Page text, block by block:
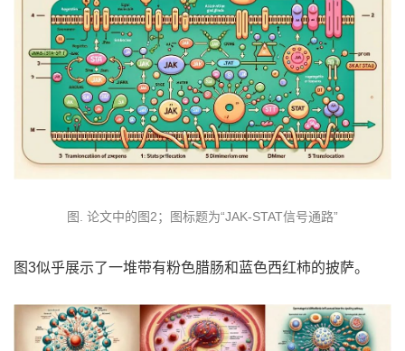
图. 论文中的图2；图标题为“JAK-STAT信号通路”
图3似乎展示了一堆带有粉色腊肠和蓝色西红柿的披萨。